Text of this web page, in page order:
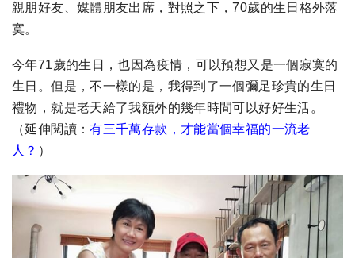
親朋好友、媒體朋友出席，對照之下，70歲的生日格外落
寞。
今年71歲的生日，也因為疫情，可以預想又是一個寂寞的
生日。但是，不一樣的是，我得到了一個彌足珍貴的生日
禮物，就是老天給了我額外的幾年時間可以好好生活。
（延伸閱讀：有三千萬存款，才能當個幸福的一流老
人？ ）